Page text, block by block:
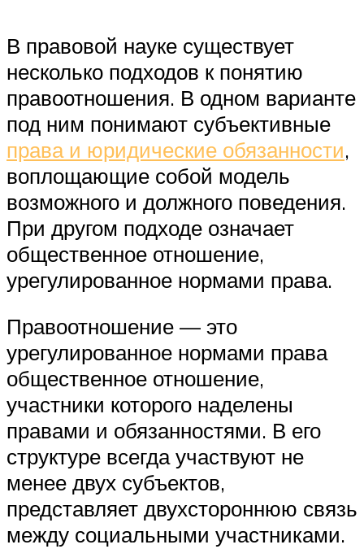
В правовой науке существует
несколько подходов к понятию
правоотношения. В одном варианте
под ним понимают субъективные
права и юридические обязанности,
воплощающие собой модель
возможного и должного поведения.
При другом подходе означает
общественное отношение,
урегулированное нормами права.
Правоотношение — это
урегулированное нормами права
общественное отношение,
участники которого наделены
правами и обязанностями. В его
структуре всегда участвуют не
менее двух субъектов,
представляет двухстороннюю связь
между социальными участниками.